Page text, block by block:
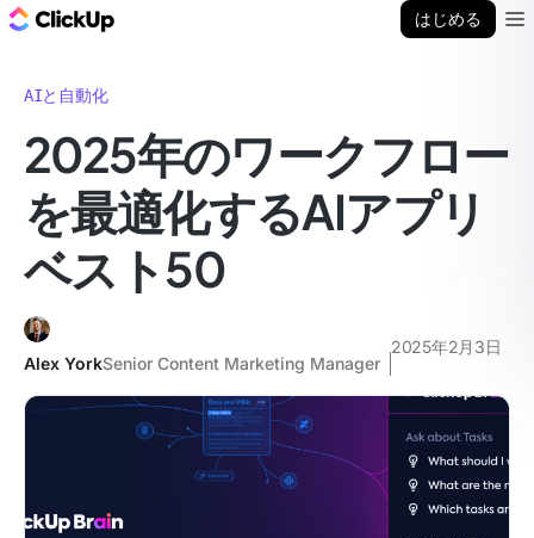
はじめる
AIと自動化
2025年のワークフロー
を最適化するAIアプリ
ベスト50
Alex YorkSenior Content Marketing Manager
2025年2月3日